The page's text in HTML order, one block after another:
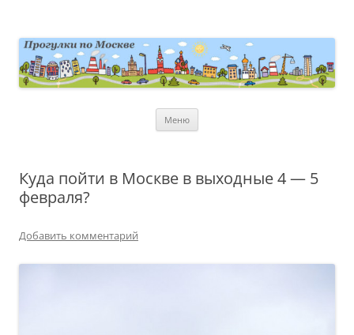
Меню
Куда пойти в Москве в выходные 4 — 5
февраля?
Добавить комментарий